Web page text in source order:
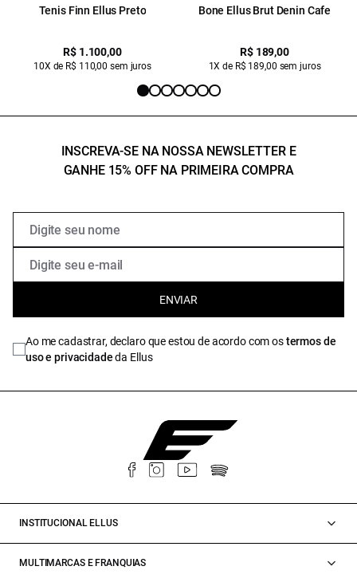
Tenis Finn Ellus Preto
R$ 1.100,00
10X de R$ 110,00 sem juros
Bone Ellus Brut Denin Cafe
R$ 189,00
1X de R$ 189,00 sem juros
INSCREVA-SE NA NOSSA NEWSLETTER E
GANHE 15% OFF NA PRIMEIRA COMPRA
ENVIAR
Ao me cadastrar, declaro que estou de acordo com ostermos de
uso e privacidadeda Ellus
INSTITUCIONAL ELLUS
MULTIMARCAS E FRANQUIAS